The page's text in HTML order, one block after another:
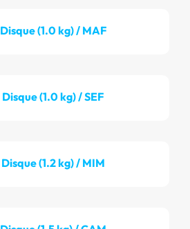
Disque (1.0 kg) / MAF
Disque (1.0 kg) / SEF
Disque (1.2 kg) / MIM